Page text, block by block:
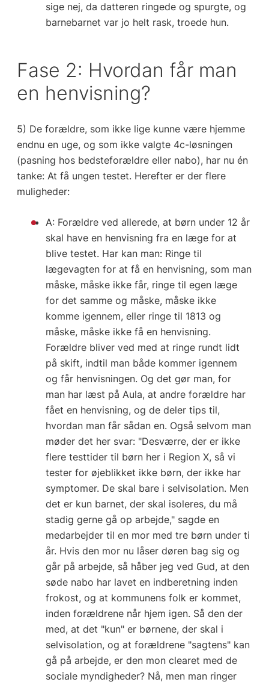
sige nej, da datteren ringede og spurgte, og
barnebarnet var jo helt rask, troede hun.
Fase 2: Hvordan får man
en henvisning?
5) De forældre, som ikke lige kunne være hjemme
endnu en uge, og som ikke valgte 4c-løsningen
(pasning hos bedsteforældre eller nabo), har nu én
tanke: At få ungen testet. Herefter er der flere
muligheder:
A: Forældre ved allerede, at børn under 12 år
skal have en henvisning fra en læge for at
blive testet. Har kan man: Ringe til
lægevagten for at få en henvisning, som man
måske, måske ikke får, ringe til egen læge
for det samme og måske, måske ikke
komme igennem, eller ringe til 1813 og
måske, måske ikke få en henvisning.
Forældre bliver ved med at ringe rundt lidt
på skift, indtil man både kommer igennem
og får henvisningen. Og det gør man, for
man har læst på Aula, at andre forældre har
fået en henvisning, og de deler tips til,
hvordan man får sådan en. Også selvom man
møder det her svar: "Desværre, der er ikke
flere testtider til børn her i Region X, så vi
tester for øjeblikket ikke børn, der ikke har
symptomer. De skal bare i selvisolation. Men
det er kun barnet, der skal isoleres, du må
stadig gerne gå op arbejde," sagde en
medarbejder til en mor med tre børn under ti
år. Hvis den mor nu låser døren bag sig og
går på arbejde, så håber jeg ved Gud, at den
søde nabo har lavet en indberetning inden
frokost, og at kommunens folk er kommet,
inden forældrene når hjem igen. Så den der
med, at det "kun" er børnene, der skal i
selvisolation, og at forældrene "sagtens" kan
gå på arbejde, er den mon clearet med de
sociale myndigheder? Nå, men man ringer